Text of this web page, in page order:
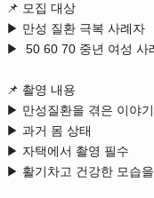
📌 모집 대상
▶ 만성 질환 극복 사례자
▶ 50 60 70 중년 여성 사
📌 촬영 내용
▶ 만성질환을 겪은 이야기
▶ 과거 몸 상태
▶ 자택에서 촬영 필수
▶ 활기차고 건강한 모습